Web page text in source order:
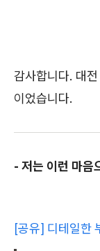
감사합니다. 대
이었습니다.
- 저는 이런 마음
[공유] 디테일한